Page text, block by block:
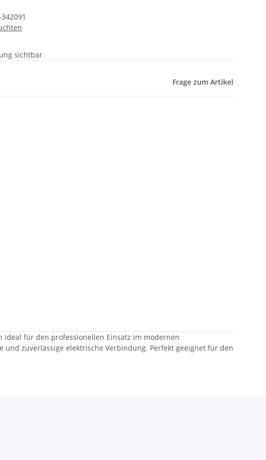
sichtbar
Frage zum Artikel
ideal für den professionellen Einsatz im modernen
zuverlässige elektrische Verbindung. Perfekt geeignet für den